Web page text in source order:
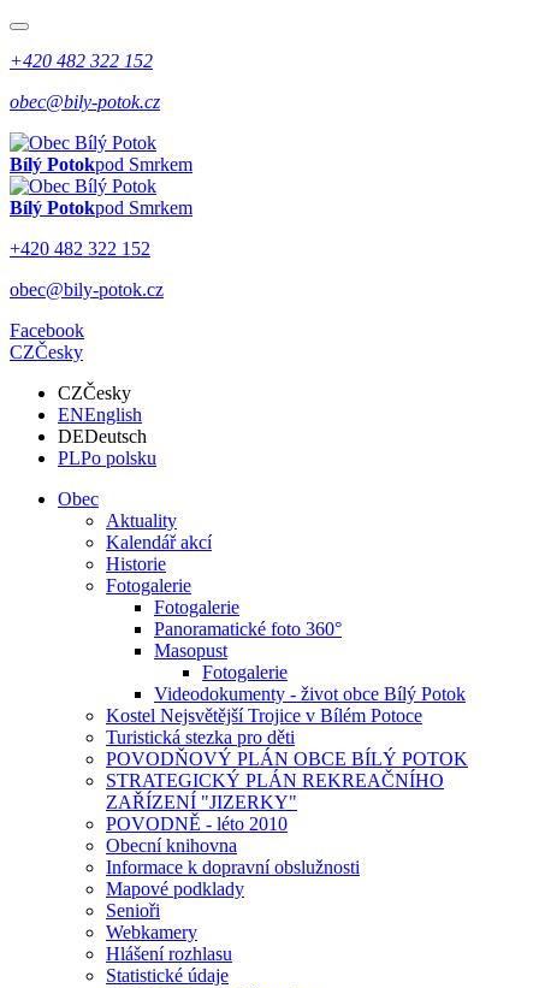
+420 482 322 152
obec@bily-potok.cz
Bílý Potokpod Smrkem
Bílý Potokpod Smrkem
+420 482 322 152
obec@bily-potok.cz
Facebook
CZČesky
CZČesky
ENEnglish
DEDeutsch
PLPo polsku
Obec
Aktuality
Kalendář akcí
Historie
Fotogalerie
Fotogalerie
Panoramatické foto 360°
Masopust
Fotogalerie
Videodokumenty - život obce Bílý Potok
Kostel Nejsvětější Trojice v Bílém Potoce
Turistická stezka pro děti
POVODŇOVÝ PLÁN OBCE BÍLÝ POTOK
STRATEGICKÝ PLÁN REKREAČNÍHO
ZAŘÍZENÍ "JIZERKY"
POVODNĚ - léto 2010
Obecní knihovna
Informace k dopravní obslužnosti
Mapové podklady
Senioři
Webkamery
Hlášení rozhlasu
Statistické údaje